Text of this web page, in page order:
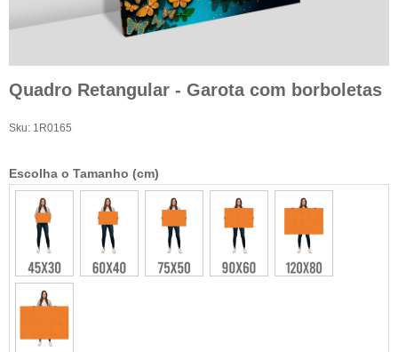
Quadro Retangular - Garota com borboletas
Sku: 1R0165
Escolha o Tamanho (cm)